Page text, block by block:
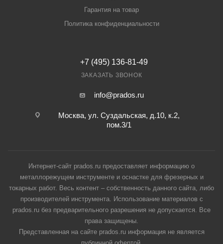
Гарантия на товар
Политика конфиденциальности
+7 (495) 136-81-49
ЗАКАЗАТЬ ЗВОНОК
info@prados.ru
Москва, ул. Суздальская, д.10, к.2,
пом.3/1
Интернет-сайт prados.ru предоставляет информацию о
металлорежущем инструменте и оснастке для фрезерных и
токарных работ. Весь контент – собственность данного сайта, либо
производителей инструмента. Использование материалов с
prados.ru без предварительного разрешения не допускается. Все
права защищены.
Представленная на сайте prados.ru информация не является